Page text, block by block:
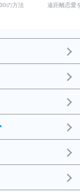
の方法 遠距離恋愛